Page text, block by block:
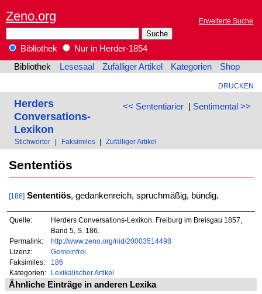
Zeno.org Erweiterte Suche
Bibliothek
Nur in Herder-1854
Bibliothek
Lesesaal Zufälliger Artikel Kategorien Shop
DRUCKEN
<< Sententiarier| Sentimental >>
Herders
Conversations-
Lexikon
Stichwörter Faksimiles Zufälliger Artikel
Sententiös
[186] Sententiös, gedankenreich, spruchmäßig, bündig.
Quelle:
Herders Conversations-Lexikon. Freiburg im Breisgau 1857,
Band 5, S. 186.
Permalink:
http://www.zeno.org/nid/20003514498
Lizenz:
Gemeinfrei
Faksimiles:
186
Kategorien:
Lexikalischer Artikel
Ähnliche Einträge in anderen Lexika